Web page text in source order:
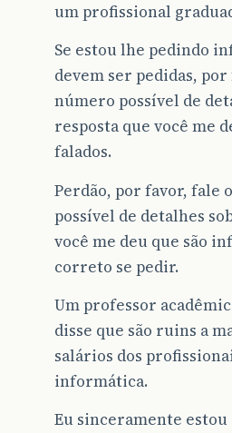
um profissional
Se estou lhe pedindo
devem ser pedidas,
número possível de
resposta que você me
falados.
Perdão, por favor, fale
possível de detalhes
você me deu que são
correto se pedir.
Um professor
disse que são ruins a
salários dos
informática.
Eu sinceramente